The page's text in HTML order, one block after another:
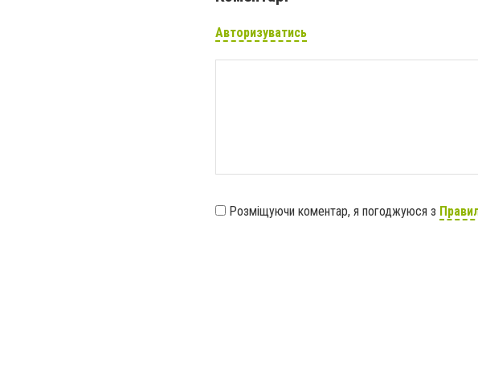
Авторизуватись
Розміщуючи коментар, я погоджуюся з